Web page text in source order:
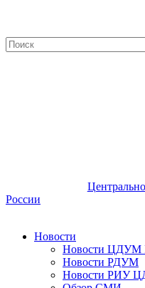
России
Новости
Новости ЦДУМ
Новости РДУМ
Новости РИУ